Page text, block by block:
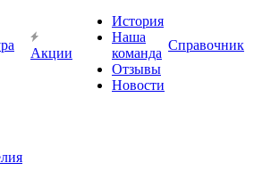
Акции
История
Наша
команда
Отзывы
Новости
Справочник